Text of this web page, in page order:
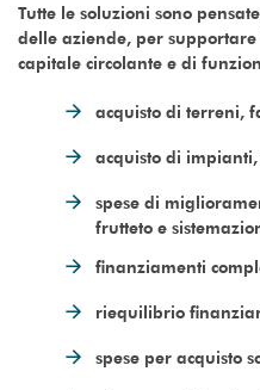
Tutte le soluzioni sono
delle aziende, per
capitale circolante e di
acquisto di terreni,
acquisto di
spese di
frutteto e
finanziamenti
riequilibrio
spese per acquisto